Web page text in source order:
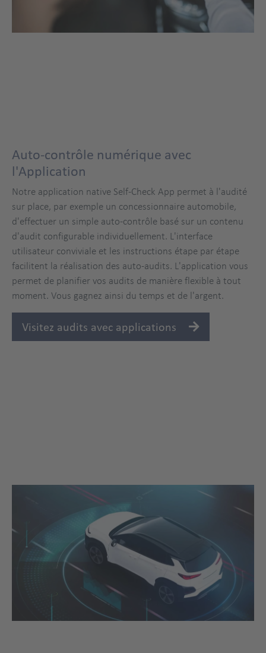
Auto-contrôle numérique avec
l'Application
Notre application native Self-Check App permet à l'audité
sur place, par exemple un concessionnaire automobile,
d'effectuer un simple auto-contrôle basé sur un contenu
d'audit configurable individuellement. L'interface
utilisateur conviviale et les instructions étape par étape
facilitent la réalisation des auto-audits. L'application vous
permet de planifier vos audits de manière flexible à tout
moment. Vous gagnez ainsi du temps et de l'argent.
Visitez audits avec applications